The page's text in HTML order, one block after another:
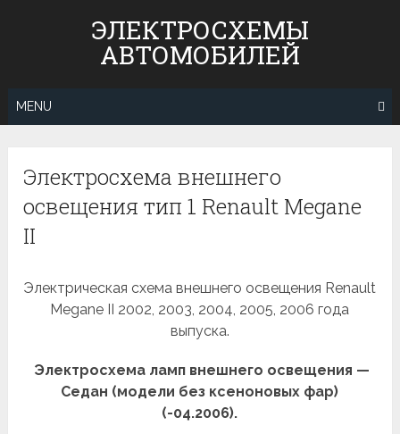
ЭЛЕКТРОСХЕМЫ
АВТОМОБИЛЕЙ
MENU
Электросхема внешнего
освещения тип 1 Renault Megane
II
Электрическая схема внешнего освещения Renault
Megane II 2002, 2003, 2004, 2005, 2006 года
выпуска.
Электросхема ламп внешнего освещения —
Седан (модели без ксеноновых фар)
(-04.2006).